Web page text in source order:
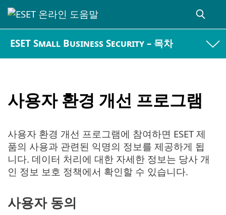
ESET Small Business Security – 목차
사용자 환경 개선 프로그램
사용자 환경 개선 프로그램에 참여하면 ESET 제
품의 사용과 관련된 익명의 정보를 제공하게 됩
니다. 데이터 처리에 대한 자세한 정보는 당사 개
인 정보 보호 정책에서 확인할 수 있습니다.
사용자 동의